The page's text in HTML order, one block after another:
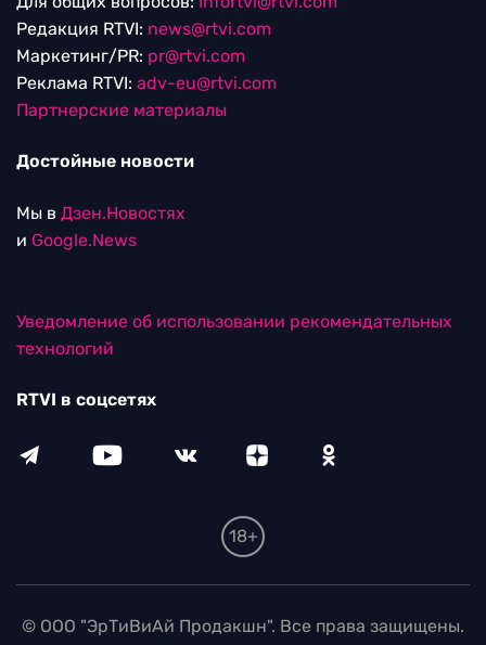
Редакция RTVI: news@rtvi.com
Маркетинг/PR: pr@rtvi.com
Реклама RTVI: adv-eu@rtvi.com
Партнерские материалы
Достойные новости
Мы в Дзен.Новостях
и Google.News
Уведомление об использовании рекомендательных
технологий
RTVI в соцсетях
18+
© ООО "ЭрТиВиАй Продакшн". Все права защищены.